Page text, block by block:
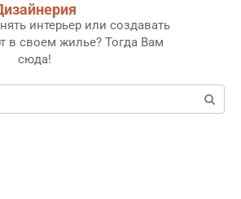
интерьер или создавать
в своем жилье? Тогда Вам
сюда!